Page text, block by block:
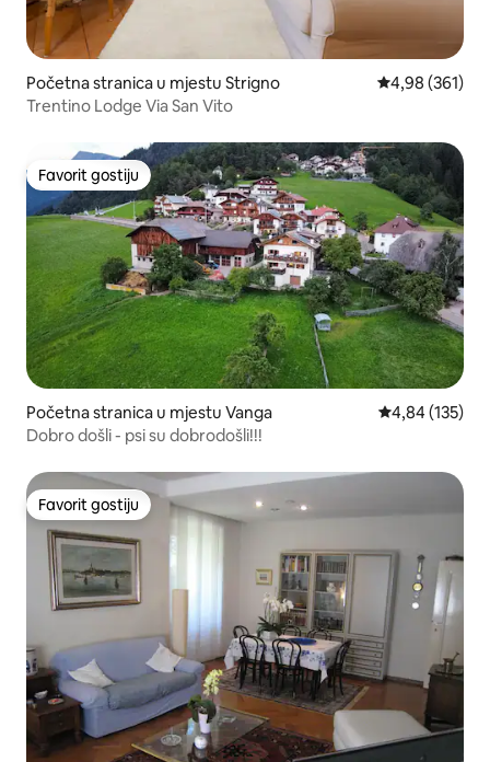
Početna stranica u mjestu Strigno prosječna
4,98 (361)
Trentino Lodge Via San Vito
Favorit gostiju
Favorit gostiju
Početna stranica u mjestu Vanga prosječna
4,84 (135)
Dobro došli - psi su dobrodošli!!!
Favorit gostiju
Favorit gostiju